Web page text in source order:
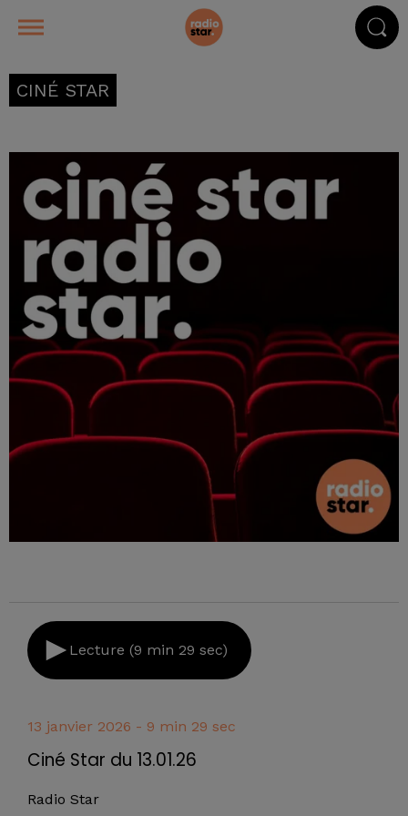
CINÉ STAR
Lecture (9 min 29 sec)
13 janvier 2026 - 9 min 29 sec
Ciné Star du 13.01.26
Radio Star